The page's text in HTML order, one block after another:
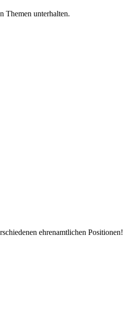
Themen unterhalten.
ehrenamtlichen Positionen!